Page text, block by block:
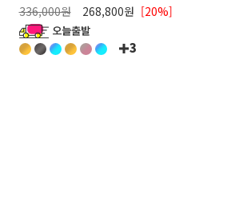
336,000원 268,800원 [20%]
3